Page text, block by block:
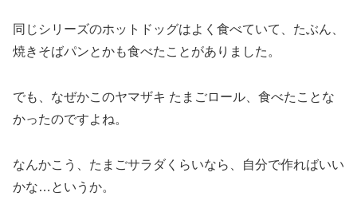
同じシリーズのホットドッグはよく食べていて、たぶん、
焼きそばパンとかも食べたことがありました。
でも、なぜかこのヤマザキ たまごロール、食べたことな
かったのですよね。
なんかこう、たまごサラダくらいなら、自分で作ればいい
かな…というか。